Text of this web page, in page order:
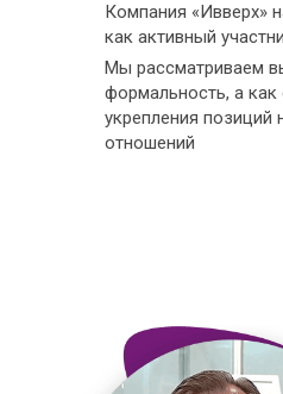
Компания «Ивверх»
как активный
Мы рассматриваем
формальность, а как
укрепления позиций
отношений